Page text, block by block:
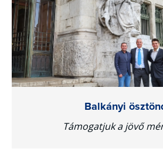
Balkányi
Támogatjuk a jövő